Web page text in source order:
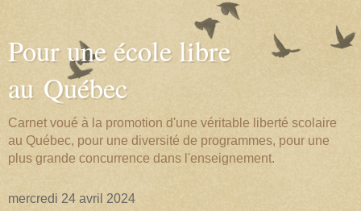
Pour une école libre
au Québec
Carnet voué à la promotion d'une véritable liberté scolaire
au Québec, pour une diversité de programmes, pour une
plus grande concurrence dans l'enseignement.
mercredi 24 avril 2024